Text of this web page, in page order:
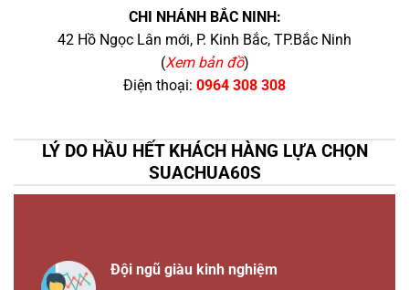
CHI NHÁNH BẮC NINH:
42 Hồ Ngọc Lân mới, P. Kinh Bắc, TP.Bắc Ninh
(Xem bản đồ)
Điện thoại: 0964 308 308
LÝ DO HẦU HẾT KHÁCH HÀNG LỰA CHỌN
SUACHUA60S
Đội ngũ giàu kinh nghiệm